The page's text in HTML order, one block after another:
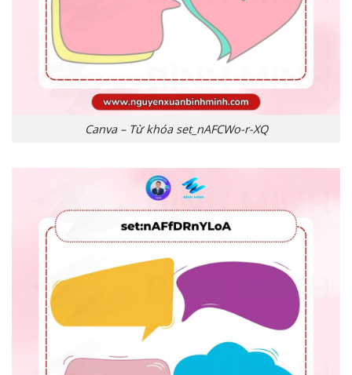
Canva – Từ khóa set_nAFCWo-r-XQ